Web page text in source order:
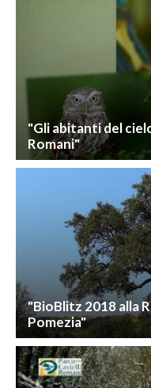
"Gli abitanti del
Romani"
"BioBlitz 2018 alla
Pomezia"